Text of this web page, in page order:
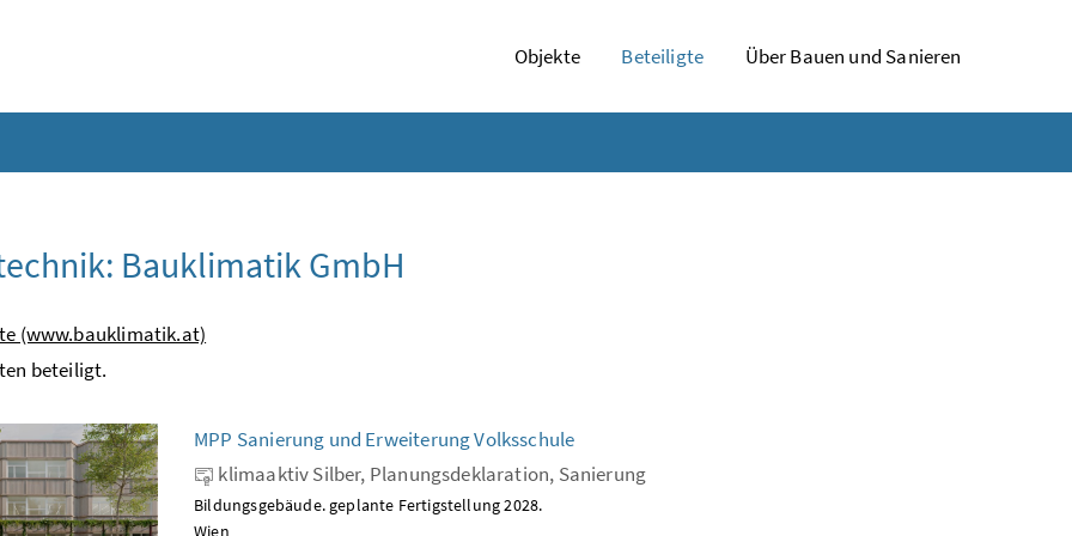
Objekte Beteiligte Über Bauen und Sanieren
Bauklimatik GmbH
(www.bauklimatik.at)
beteiligt.
MPP Sanierung und Erweiterung Volksschule
klimaaktiv Silber, Planungsdeklaration, Sanierung
Bildungsgebäude. geplante Fertigstellung 2028.
Wien